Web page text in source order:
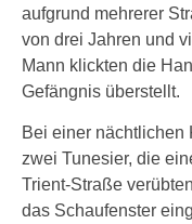
aufgrund mehrerer
von drei Jahren und
Mann klickten die
Gefängnis überstellt.
Bei einer nächtlichen
zwei Tunesier, die
Trient-Straße
das Schaufenster